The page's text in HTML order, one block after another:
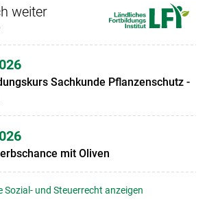
weiter
Sachkunde Pflanzenschutz -
mit Oliven
Sozial- und Steuerrecht anzeigen